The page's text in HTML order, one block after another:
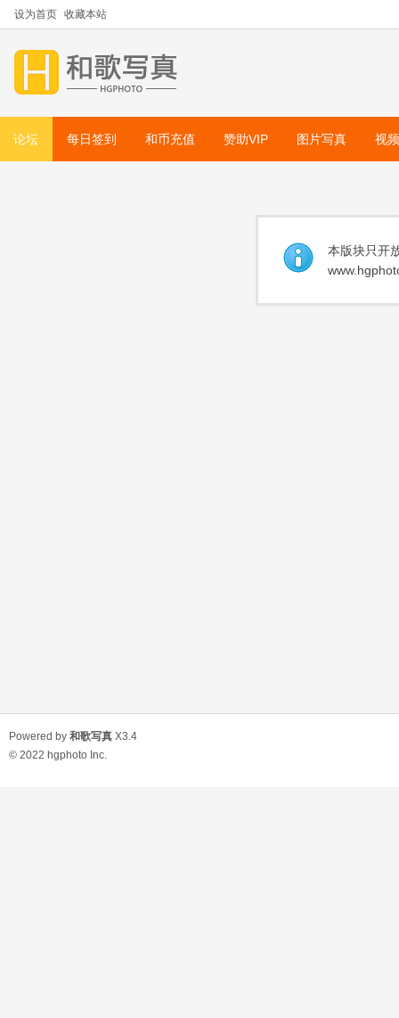
设为首页 收藏本站
论坛 每日签到 和币充值 赞助VIP 图片写真 视
本版块只开
Powered by 和歌写真 X3.4
© 2022 hgphoto Inc.